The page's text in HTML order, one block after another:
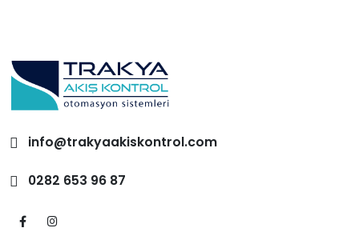
info@trakyaakiskontrol.com
0282 653 96 87